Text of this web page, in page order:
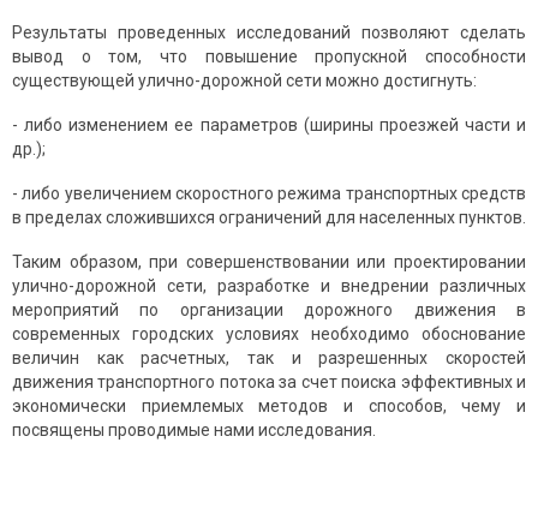
Результаты проведенных исследований позволяют сделать
вывод о том, что повышение пропускной способности
существующей улично-дорожной сети можно достигнуть:
- либо изменением ее параметров (ширины проезжей части и
др.);
- либо увеличением скоростного режима транспортных средств
в пределах сложившихся ограничений для населенных пунктов.
Таким образом, при совершенствовании или проектировании
улично-дорожной сети, разработке и внедрении различных
мероприятий по организации дорожного движения в
современных городских условиях необходимо обоснование
величин как расчетных, так и разрешенных скоростей
движения транспортного потока за счет поиска эффективных и
экономически приемлемых методов и способов, чему и
посвящены проводимые нами исследования.